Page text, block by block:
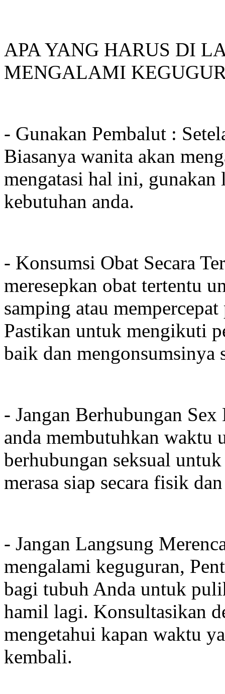
APA YANG HARUS DI
MENGALAMI
- Gunakan Pembalut :
Biasanya wanita akan
mengatasi hal ini, gunakan
kebutuhan anda.
- Konsumsi Obat Secara
meresepkan obat tertentu
samping atau
Pastikan untuk mengikuti
baik dan mengonsumsinya
- Jangan Berhubungan
anda membutuhkan waktu
berhubungan seksual
merasa siap secara fisik
- Jangan Langsung
mengalami keguguran,
bagi tubuh Anda untuk
hamil lagi. Konsultasikan
mengetahui kapan waktu
kembali.